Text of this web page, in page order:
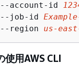
account-id
job-id
region
us-
使用AWS CLI